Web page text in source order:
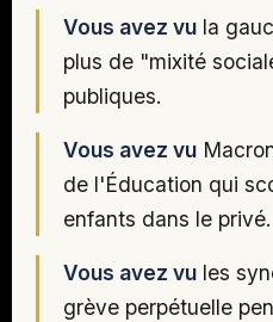
Vous avez vu la
plus de "mixité
publiques.
Vous avez vu
de l'Éducation qui
enfants dans le privé.
Vous avez vu les
grève perpétuelle